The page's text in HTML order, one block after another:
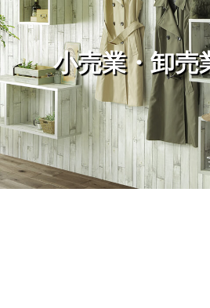
小売業・卸売